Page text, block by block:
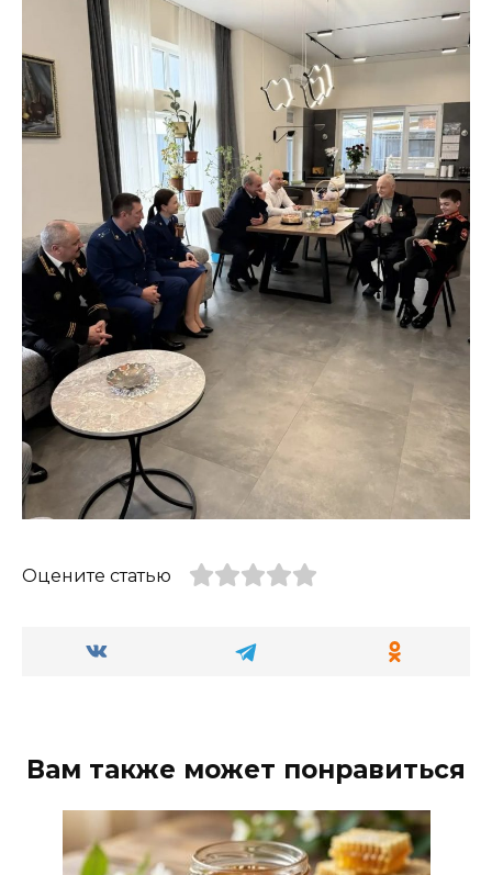
Оцените статью
Вам также может понравиться